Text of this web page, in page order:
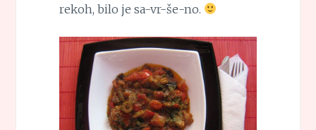
rekoh, bilo je sa-vr-še-no.